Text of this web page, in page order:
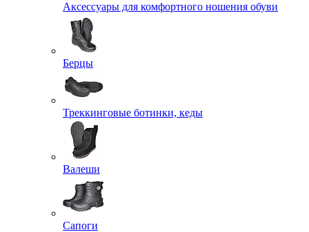
Аксессуары для комфортного ношения обуви
Берцы
Треккинговые ботинки, кеды
Валеши
Сапоги